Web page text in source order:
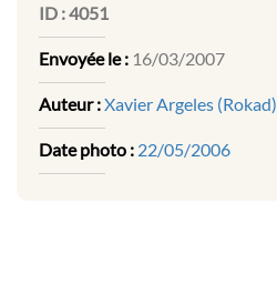
ID :4051
Envoyée le : 16/03/2007
Auteur :Xavier Argeles (Rokad)
Date photo : 22/05/2006